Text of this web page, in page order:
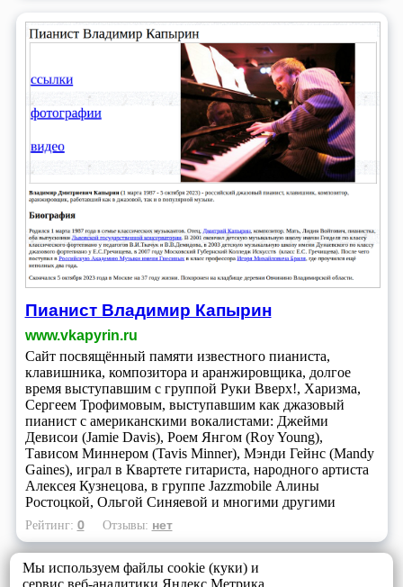
Пианист Владимир Капырин
www.vkapyrin.ru
Сайт посвящённый памяти известного пианиста,
клавишника, композитора и аранжировщика, долгое
время выступавшим с группой Руки Вверх!, Харизма,
Сергеем Трофимовым, выступавшим как джазовый
пианист с американскими вокалистами: Джейми
Девисои (Jamie Davis), Роем Янгом (Roy Young),
Тависом Миннером (Tavis Minner), Мэнди Гейнс (Mandy
Gaines), играл в Квартете гитариста, народного артиста
Алексея Кузнецова, в группе Jazzmobile Алины
Ростоцкой, Ольгой Синяевой и многими другими
Рейтинг: 0 Отзывы: нет
Мы используем файлы cookie (куки) и
сервис веб-аналитики Яндекс Метрика,